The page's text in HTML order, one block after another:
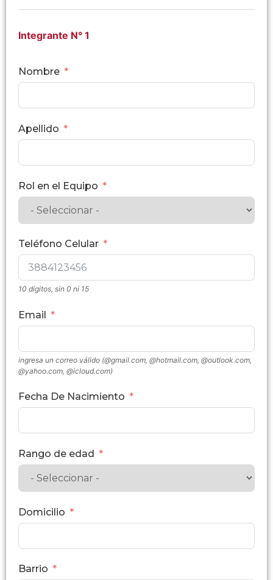
Integrante N° 1
Nombre
Apellido
Rol en el Equipo
Teléfono Celular
10 dígitos, sin 0 ni 15
Email
ingresa un correo válido (@gmail.com, @hotmail.com, @outlook.com,
@yahoo.com, @icloud.com)
Fecha De Nacimiento
Rango de edad
Domicilio
Barrio